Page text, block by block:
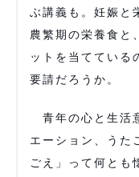
ぶ講義も。妊娠と
農繁期の栄養食と
ットを当てている
要請だろうか。
青年の心と生活
エーション、うた
ごえ」って何とも